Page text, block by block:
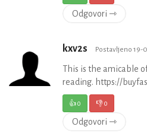
Odgovori ⇾
kxv2s Postavljeno 19-
This is the amicable
reading. https://
👍0 👎0
Odgovori ⇾